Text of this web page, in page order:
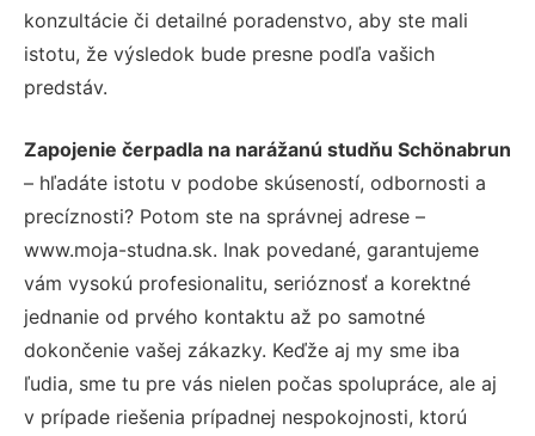
konzultácie či detailné poradenstvo, aby ste mali
istotu, že výsledok bude presne podľa vašich
predstáv.
Zapojenie čerpadla na narážanú studňu Schönabrun
– hľadáte istotu v podobe skúseností, odbornosti a
precíznosti? Potom ste na správnej adrese –
www.moja-studna.sk. Inak povedané, garantujeme
vám vysokú profesionalitu, serióznosť a korektné
jednanie od prvého kontaktu až po samotné
dokončenie vašej zákazky. Keďže aj my sme iba
ľudia, sme tu pre vás nielen počas spolupráce, ale aj
v prípade riešenia prípadnej nespokojnosti, ktorú